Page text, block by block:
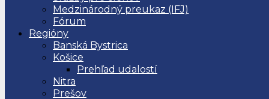
Medzinárodný preukaz (IFJ)
Fórum
Regióny
Banská Bystrica
Košice
Prehľad udalostí
Nitra
Prešov